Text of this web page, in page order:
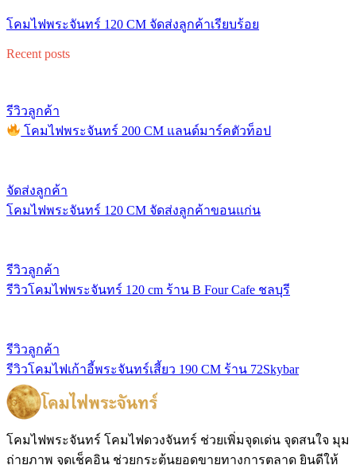
โคมไฟพระจันทร์ 120 CM จัดส่งลูกค้าเรียบร้อย
Recent posts
รีวิวลูกค้า
โคมไฟพระจันทร์ 200 CM แลนด์มาร์คตัวท็อป
จัดส่งลูกค้า
โคมไฟพระจันทร์ 120 CM จัดส่งลูกค้าขอนแก่น
รีวิวลูกค้า
รีวิวโคมไฟพระจันทร์ 120 cm ร้าน B Four Cafe ชลบุรี
รีวิวลูกค้า
รีวิวโคมไฟเก้าอี้พระจันทร์เสี้ยว 190 CM ร้าน 72Skybar
โคมไฟพระจันทร์ โคมไฟดวงจันทร์ ช่วยเพิ่มจุดเด่น จุดสนใจ มุม
ถ่ายภาพ จุดเช็คอิน ช่วยกระตุ้นยอดขายทางการตลาด ยินดีให้